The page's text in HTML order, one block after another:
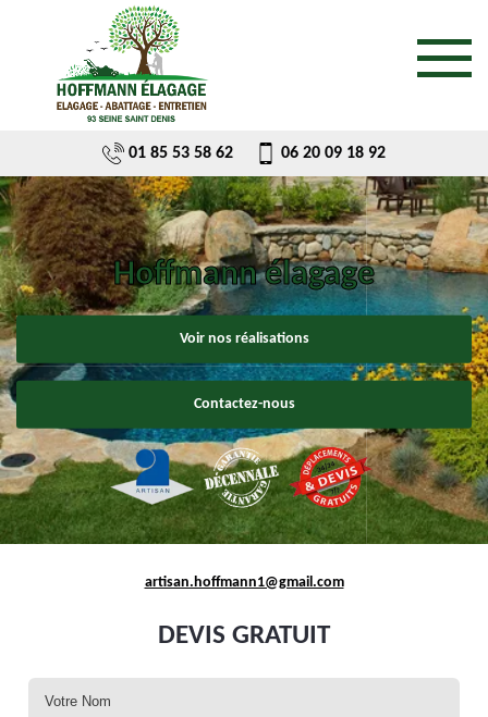
01 85 53 58 62 06 20 09 18 92
Hoffmann élagage
Voir nos réalisations
Contactez-nous
artisan.hoffmann1@gmail.com
DEVIS GRATUIT